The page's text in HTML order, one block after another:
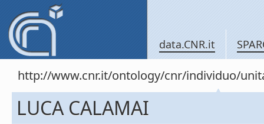
data.CNR.it
http://www.cnr.it/ontology/cnr/individuo/
LUCA CALAMAI